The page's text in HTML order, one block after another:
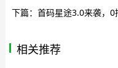
下篇： 首码星途3.0来袭，0
相关推荐